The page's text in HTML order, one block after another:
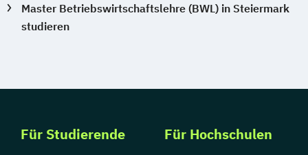
Master Betriebswirtschaftslehre (BWL) in Steiermark
studieren
Für Studierende Für Hochschulen